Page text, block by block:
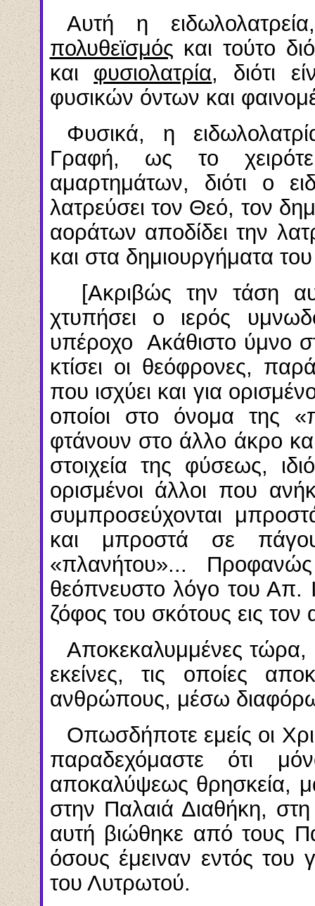
Αυτή η
πολυθεϊσμός και τούτο
και φυσιολατρία, διότι
φυσικών όντων και
Φυσικά, η
Γραφή, ως το
αμαρτημάτων, διότι ο
λατρεύσει τον Θεό, τον
αοράτων αποδίδει την
και στα δημιουργήματα
[Ακριβώς την τάση
χτυπήσει ο ιερός
υπέροχο Ακάθιστο ύμνο
κτίσει οι θεόφρονες,
που ισχύει και για
οποίοι στο όνομα της
φτάνουν στο άλλο άκρο
στοιχεία της φύσεως,
ορισμένοι άλλοι που
συμπροσεύχονται
και μπροστά σε
«πλανήτου»...
θεόπνευστο λόγο του Απ.
ζόφος του σκότους εις τον
Αποκεκαλυμμένες τώρα,
εκείνες, τις οποίες
ανθρώπους, μέσω
Οπωσδήποτε εμείς οι
παραδεχόμαστε ότι
αποκαλύψεως θρησκεία,
στην Παλαιά Διαθήκη,
αυτή βιώθηκε από τους
όσους έμειναν εντός του
του Λυτρωτού.